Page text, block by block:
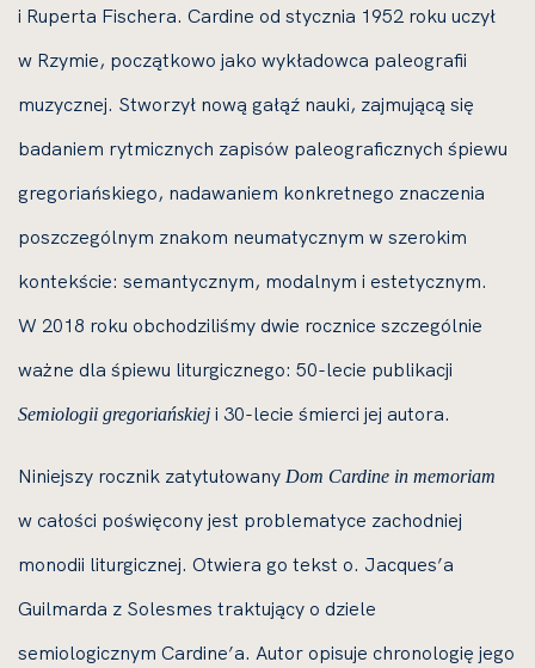
i Ruperta Fischera. Cardine od stycznia 1952 roku uczył
w Rzymie, początkowo jako wykładowca paleografii
muzycznej. Stworzył nową gałąź nauki, zajmującą się
badaniem rytmicznych zapisów paleograficznych śpiewu
gregoriańskiego, nadawaniem konkretnego znaczenia
poszczególnym znakom neumatycznym w szerokim
kontekście: semantycznym, modalnym i estetycznym.
W 2018 roku obchodziliśmy dwie rocznice szczególnie
ważne dla śpiewu liturgicznego: 50-lecie publikacji
Semiologii gregoriańskiej i 30-lecie śmierci jej autora.
Niniejszy rocznik zatytułowany Dom Cardine in memoriam
w całości poświęcony jest problematyce zachodniej
monodii liturgicznej. Otwiera go tekst o. Jacques’a
Guilmarda z Solesmes traktujący o dziele
semiologicznym Cardine’a. Autor opisuje chronologię jego